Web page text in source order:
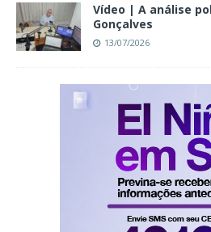
Vídeo | A análise
Gonçalves
13/07/2026